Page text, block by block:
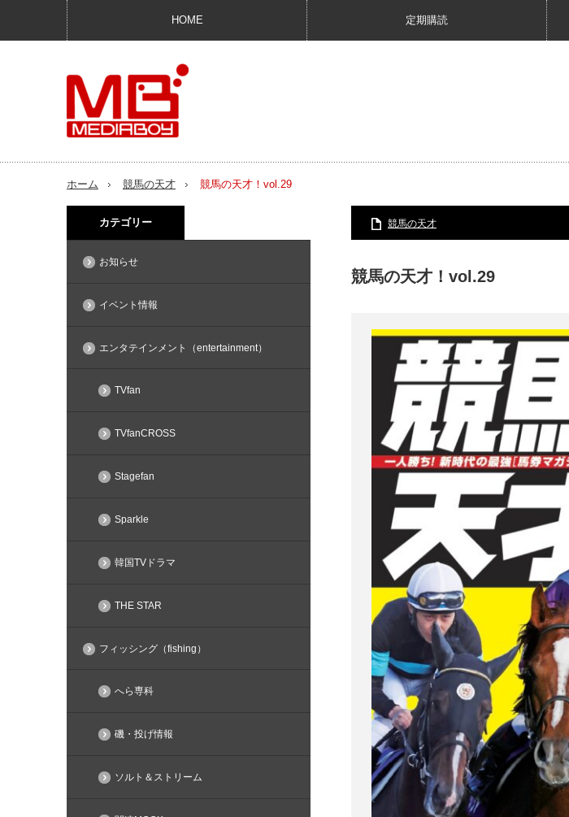
HOME 定期購読
ホーム 競馬の天才 競馬の天才！vol.29
競馬の天才
競馬の天才！vol.29
カテゴリー
お知らせ
イベント情報
エンタテインメント（entertainment）
TVfan
TVfanCROSS
Stagefan
Sparkle
韓国TVドラマ
THE STAR
フィッシング（fishing）
へら専科
磯・投げ情報
ソルト＆ストリーム